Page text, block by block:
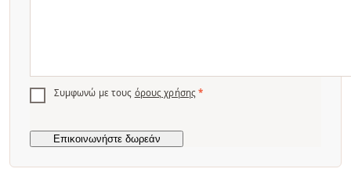
Συμφωνώ με τους όρους χρήσης *